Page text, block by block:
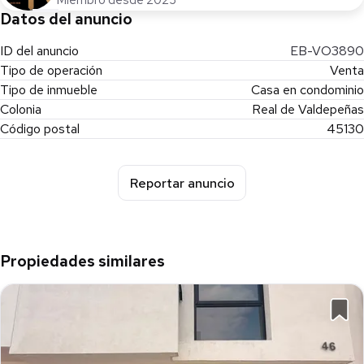
Datos del anuncio
ID del anuncio
EB-VO3890
Tipo de operación
Venta
Tipo de inmueble
Casa en condominio
Colonia
Real de Valdepeñas
Código postal
45130
Reportar anuncio
Propiedades similares